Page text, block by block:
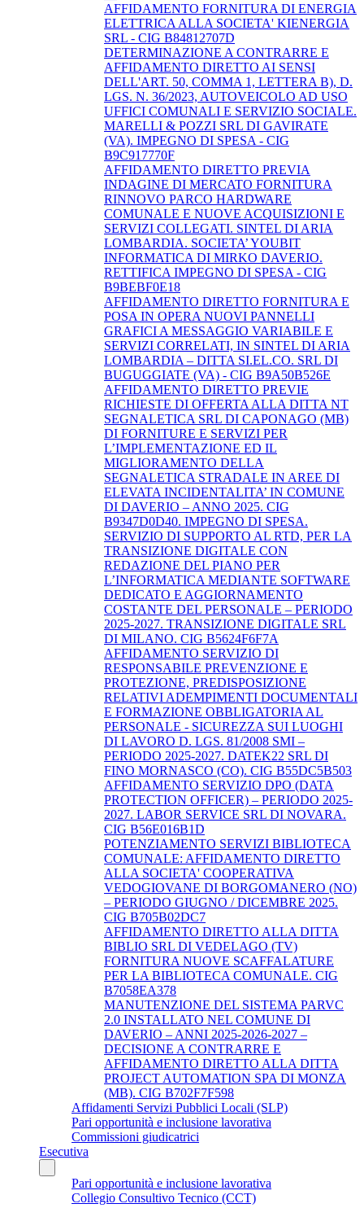
AFFIDAMENTO FORNITURA DI ENERGIA
ELETTRICA ALLA SOCIETA' KIENERGIA
SRL - CIG B84812707D
DETERMINAZIONE A CONTRARRE E
AFFIDAMENTO DIRETTO AI SENSI
DELL'ART. 50, COMMA 1, LETTERA B), D.
LGS. N. 36/2023, AUTOVEICOLO AD USO
UFFICI COMUNALI E SERVIZIO SOCIALE.
MARELLI & POZZI SRL DI GAVIRATE
(VA). IMPEGNO DI SPESA - CIG
B9C917770F
AFFIDAMENTO DIRETTO PREVIA
INDAGINE DI MERCATO FORNITURA
RINNOVO PARCO HARDWARE
COMUNALE E NUOVE ACQUISIZIONI E
SERVIZI COLLEGATI. SINTEL DI ARIA
LOMBARDIA. SOCIETA’ YOUBIT
INFORMATICA DI MIRKO DAVERIO.
RETTIFICA IMPEGNO DI SPESA - CIG
B9BEBF0E18
AFFIDAMENTO DIRETTO FORNITURA E
POSA IN OPERA NUOVI PANNELLI
GRAFICI A MESSAGGIO VARIABILE E
SERVIZI CORRELATI, IN SINTEL DI ARIA
LOMBARDIA – DITTA SI.EL.CO. SRL DI
BUGUGGIATE (VA) - CIG B9A50B526E
AFFIDAMENTO DIRETTO PREVIE
RICHIESTE DI OFFERTA ALLA DITTA NT
SEGNALETICA SRL DI CAPONAGO (MB)
DI FORNITURE E SERVIZI PER
L’IMPLEMENTAZIONE ED IL
MIGLIORAMENTO DELLA
SEGNALETICA STRADALE IN AREE DI
ELEVATA INCIDENTALITA’ IN COMUNE
DI DAVERIO – ANNO 2025. CIG
B9347D0D40. IMPEGNO DI SPESA.
SERVIZIO DI SUPPORTO AL RTD, PER LA
TRANSIZIONE DIGITALE CON
REDAZIONE DEL PIANO PER
L’INFORMATICA MEDIANTE SOFTWARE
DEDICATO E AGGIORNAMENTO
COSTANTE DEL PERSONALE – PERIODO
2025-2027. TRANSIZIONE DIGITALE SRL
DI MILANO. CIG B5624F6F7A
AFFIDAMENTO SERVIZIO DI
RESPONSABILE PREVENZIONE E
PROTEZIONE, PREDISPOSIZIONE
RELATIVI ADEMPIMENTI DOCUMENTALI
E FORMAZIONE OBBLIGATORIA AL
PERSONALE - SICUREZZA SUI LUOGHI
DI LAVORO D. LGS. 81/2008 SMI –
PERIODO 2025-2027. DATEK22 SRL DI
FINO MORNASCO (CO). CIG B55DC5B503
AFFIDAMENTO SERVIZIO DPO (DATA
PROTECTION OFFICER) – PERIODO 2025-
2027. LABOR SERVICE SRL DI NOVARA.
CIG B56E016B1D
POTENZIAMENTO SERVIZI BIBLIOTECA
COMUNALE: AFFIDAMENTO DIRETTO
ALLA SOCIETA' COOPERATIVA
VEDOGIOVANE DI BORGOMANERO (NO)
– PERIODO GIUGNO / DICEMBRE 2025.
CIG B705B02DC7
AFFIDAMENTO DIRETTO ALLA DITTA
BIBLIO SRL DI VEDELAGO (TV)
FORNITURA NUOVE SCAFFALATURE
PER LA BIBLIOTECA COMUNALE. CIG
B7058EA378
MANUTENZIONE DEL SISTEMA PARVC
2.0 INSTALLATO NEL COMUNE DI
DAVERIO – ANNI 2025-2026-2027 –
DECISIONE A CONTRARRE E
AFFIDAMENTO DIRETTO ALLA DITTA
PROJECT AUTOMATION SPA DI MONZA
(MB). CIG B702F7F598
Affidamenti Servizi Pubblici Locali (SLP)
Pari opportunità e inclusione lavorativa
Commissioni giudicatrici
Esecutiva
Pari opportunità e inclusione lavorativa
Collegio Consultivo Tecnico (CCT)